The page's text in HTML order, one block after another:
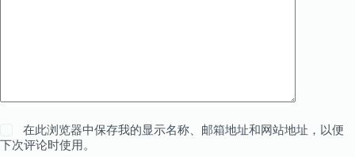
在此浏览器中保存我的显示名称、邮箱地址和网站地址，以便
下次评论时使用。